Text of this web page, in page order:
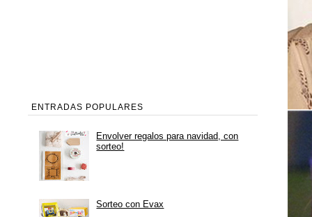
ENTRADAS POPULARES
Envolver regalos para navidad, con
sorteo!
Sorteo con Evax